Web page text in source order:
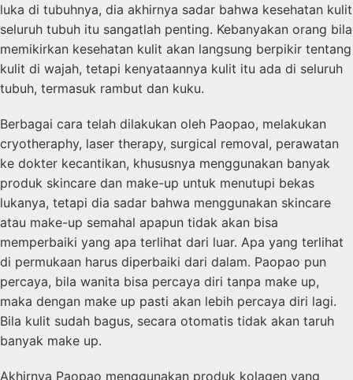
luka di tubuhnya, dia akhirnya sadar bahwa kesehatan kulit
seluruh tubuh itu sangatlah penting. Kebanyakan orang bila
memikirkan kesehatan kulit akan langsung berpikir tentang
kulit di wajah, tetapi kenyataannya kulit itu ada di seluruh
tubuh, termasuk rambut dan kuku.
Berbagai cara telah dilakukan oleh Paopao, melakukan
cryotheraphy, laser therapy, surgical removal, perawatan
ke dokter kecantikan, khususnya menggunakan banyak
produk skincare dan make-up untuk menutupi bekas
lukanya, tetapi dia sadar bahwa menggunakan skincare
atau make-up semahal apapun tidak akan bisa
memperbaiki yang apa terlihat dari luar. Apa yang terlihat
di permukaan harus diperbaiki dari dalam. Paopao pun
percaya, bila wanita bisa percaya diri tanpa make up,
maka dengan make up pasti akan lebih percaya diri lagi.
Bila kulit sudah bagus, secara otomatis tidak akan taruh
banyak make up.
Akhirnya Paopao menggunakan produk kolagen yang